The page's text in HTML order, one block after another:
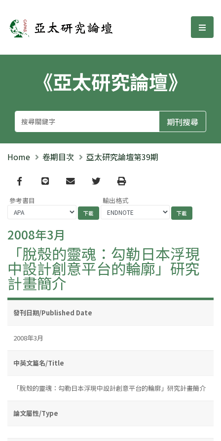
亞太研究論壇 選
《亞太研究論壇》
Home 卷期目次 亞太研究論壇第39期
Facebook
line email TwitterPrint
參考書目 輸出格式
2008年3月
「脫殼的靈魂：勾勒日本浮現
中設計創意平台的輪廓」研究
計畫簡介
發刊日期/Published Date
2008年3月
中英文篇名/Title
「脫殼的靈魂：勾勒日本浮現中設計創意平台的輪廓」研究計畫簡介
論文屬性/Type